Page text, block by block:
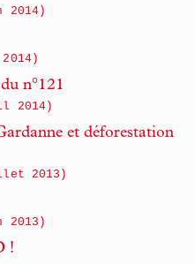
n°121
2014)
et déforestation
2013)
2013)
!